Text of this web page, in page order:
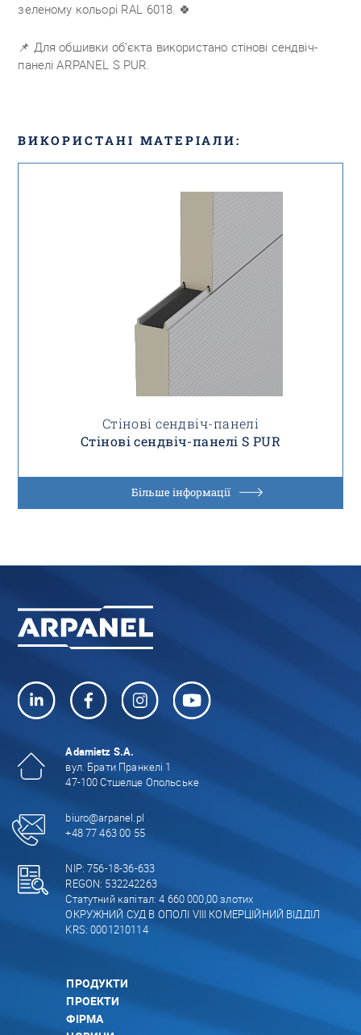
зеленому кольорі RAL 6018. 🍀
📌 Для обшивки об’єкта використано стінові сендвіч-
панелі ARPANEL S PUR.
ВИКОРИСТАНІ МАТЕРІАЛИ:
Стінові сендвіч-панелі
Стінові сендвіч-панелі S PUR
Більше інформації
Adamietz S.A.
вул. Брати Пранкелі 1
47-100 Стшелце Опольське
biuro@arpanel.pl
+48 77 463 00 55
NIP: 756-18-36-633
REGON: 532242263
Статутний капітал: 4 660 000,00 злотих
ОКРУЖНИЙ СУД В ОПОЛІ VIII КОМЕРЦІЙНИЙ ВІДДІЛ
KRS: 0001210114
ПРОДУКТИ
ПРОЕКТИ
ФІРМА